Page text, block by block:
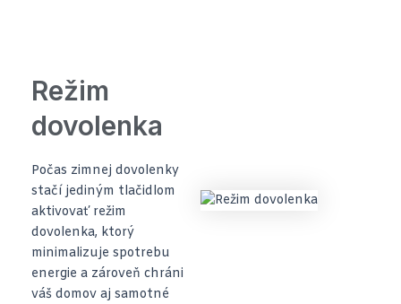
Režim
dovolenka
Počas zimnej dovolenky
stačí jediným tlačidlom
aktivovať režim
dovolenka, ktorý
minimalizuje spotrebu
energie a zároveň chráni
váš domov aj samotné